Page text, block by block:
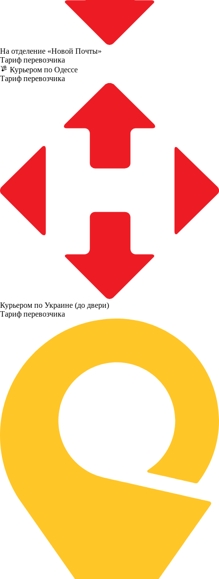
На отделение «Новой Почты»
Тариф перевозчика
Курьером по Одессе
Тариф перевозчика
Курьером по Украине (до двери)
Тариф перевозчика